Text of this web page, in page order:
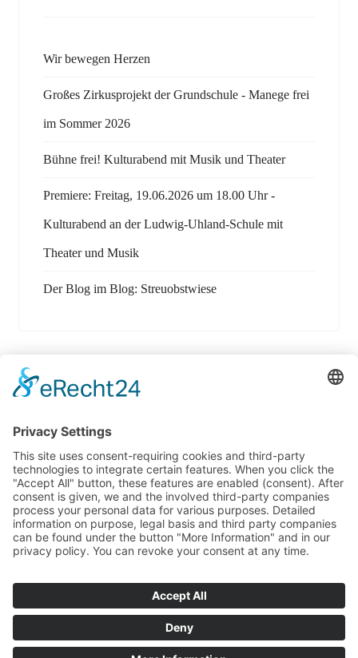
Wir bewegen Herzen
Großes Zirkusprojekt der Grundschule - Manege frei
im Sommer 2026
Bühne frei! Kulturabend mit Musik und Theater
Premiere: Freitag, 19.06.2026 um 18.00 Uhr -
Kulturabend an der Ludwig-Uhland-Schule mit
Theater und Musik
Der Blog im Blog: Streuobstwiese
© 2025 Ludwig-Uhland-Schule Birkenfeld, Kirchgartenstr. 20, 75217
Birkenfeld.
Tel. 07231 485201 // Fax 07231 472054 // E-Mail kontakt@lus-
birkenfeld.de
DATENSCHUTZ
BARRIEREFREIHEITSERKLÄRUNG